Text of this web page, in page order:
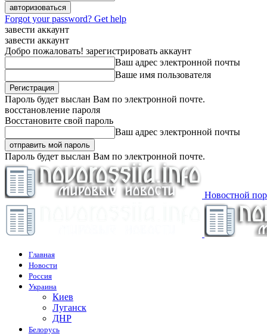
Forgot your password? Get help
завести аккаунт
завести аккаунт
Добро пожаловать! зарегистрировать аккаунт
Ваш адрес электронной почты
Ваше имя пользователя
Пароль будет выслан Вам по электронной почте.
восстановление пароля
Восстановите свой пароль
Ваш адрес электронной почты
Пароль будет выслан Вам по электронной почте.
Новостной
Главная
Новости
Россия
Украина
Киев
Луганск
ДНР
Белорусь